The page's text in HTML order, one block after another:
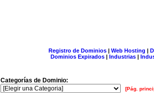
Registro de Dominios| Web Hosting |
Dominios Expirados | Industrias |
Categorías de Dominio:
[Pág.